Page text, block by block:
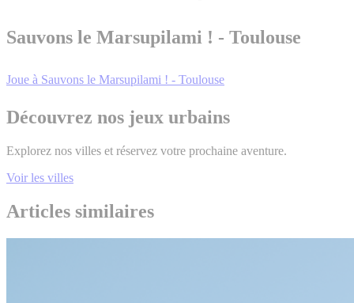
Sauvons le Marsupilami ! - Toulouse
Joue à Sauvons le Marsupilami ! - Toulouse
Découvrez nos jeux urbains
Explorez nos villes et réservez votre prochaine aventure.
Voir les villes
Articles similaires